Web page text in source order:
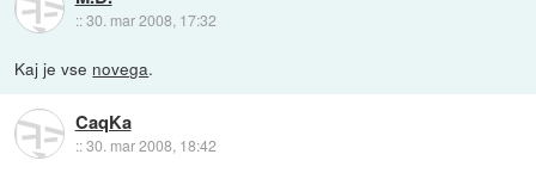
::30. mar 2008, 17:32
Kaj je vse novega.
CaqKa
::30. mar 2008, 18:42